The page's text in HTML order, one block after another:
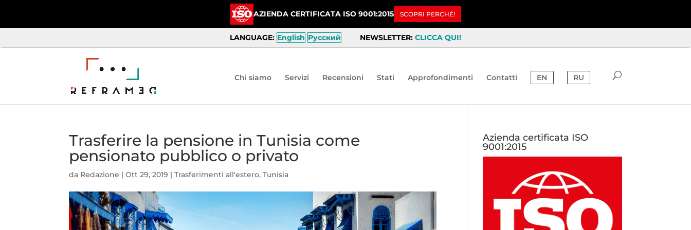
Chi siamo Servizi Recensioni Stati Approfondimenti Contatti EN RU
Trasferire la pensione in Tunisia come
pensionato pubblico o privato
da Redazione |Ott 29, 2019 |Trasferimenti all'estero,Tunisia
Azienda certificata ISO
9001:2015
AZIENDA CERTIFICATA ISO 9001:2015 SCOPRI PERCHÉ!
LANGUAGE: English Русский NEWSLETTER: CLICCA QUI!